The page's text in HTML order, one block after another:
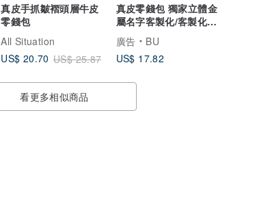
真皮手抓皺褶頭層牛皮
零錢包
All Situation
US$ 20.70 US$ 25.87
真皮零錢包 獨家立體金
屬名字客製化/客製化鐵
盒名字
廣告
BU
US$ 17.82
看更多相似商品